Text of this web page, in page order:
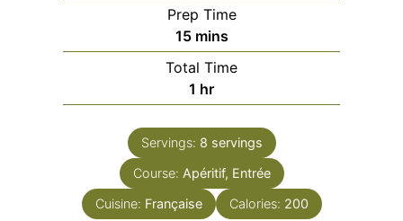
Prep Time
15minutes
mins
Total Time
1 hour
hr
Servings: 8 servings
Course: Apéritif, Entrée
Cuisine: Française Calories: 200